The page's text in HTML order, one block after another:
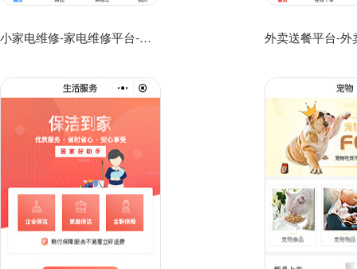
小家电维修-家电维修平台-家电维修公司小程序